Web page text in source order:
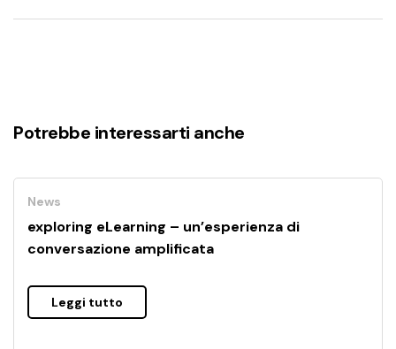
Potrebbe interessarti anche
News
exploring eLearning – un’esperienza di
conversazione amplificata
Leggi tutto